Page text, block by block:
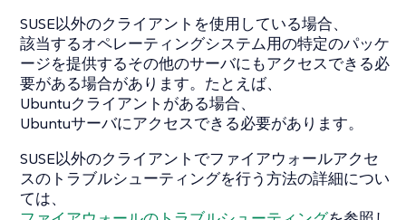
SUSE以外のクライアントを使用している場合、
該当するオペレーティングシステム用の特定のパッケ
ージを提供するその他のサーバにもアクセスできる必
要がある場合があります。たとえば、
Ubuntuクライアントがある場合、
Ubuntuサーバにアクセスできる必要があります。
SUSE以外のクライアントでファイアウォールアクセ
スのトラブルシューティングを行う方法の詳細につい
ては、